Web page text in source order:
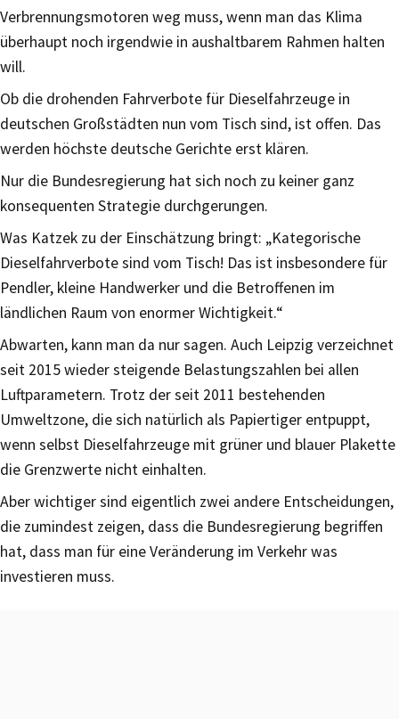
Verbrennungsmotoren weg muss, wenn man das Klima
überhaupt noch irgendwie in aushaltbarem Rahmen halten
will.
Ob die drohenden Fahrverbote für Dieselfahrzeuge in
deutschen Großstädten nun vom Tisch sind, ist offen. Das
werden höchste deutsche Gerichte erst klären.
Nur die Bundesregierung hat sich noch zu keiner ganz
konsequenten Strategie durchgerungen.
Was Katzek zu der Einschätzung bringt: „Kategorische
Dieselfahrverbote sind vom Tisch! Das ist insbesondere für
Pendler, kleine Handwerker und die Betroffenen im
ländlichen Raum von enormer Wichtigkeit.“
Abwarten, kann man da nur sagen. Auch Leipzig verzeichnet
seit 2015 wieder steigende Belastungszahlen bei allen
Luftparametern. Trotz der seit 2011 bestehenden
Umweltzone, die sich natürlich als Papiertiger entpuppt,
wenn selbst Dieselfahrzeuge mit grüner und blauer Plakette
die Grenzwerte nicht einhalten.
Aber wichtiger sind eigentlich zwei andere Entscheidungen,
die zumindest zeigen, dass die Bundesregierung begriffen
hat, dass man für eine Veränderung im Verkehr was
investieren muss.